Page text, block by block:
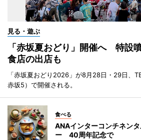
見る・遊ぶ
「赤坂夏おどり」開催へ 特設
食店の出店も
「赤坂夏おどり2026」が8月28日・29日、
赤坂5）で開催される。
食べる
ANAインターコンチネン
ー 40周年記念で